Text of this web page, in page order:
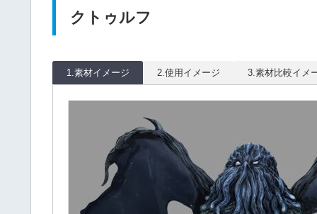
クトゥルフ
1.素材イメージ 2.使用イメージ 3.素材比較イメ